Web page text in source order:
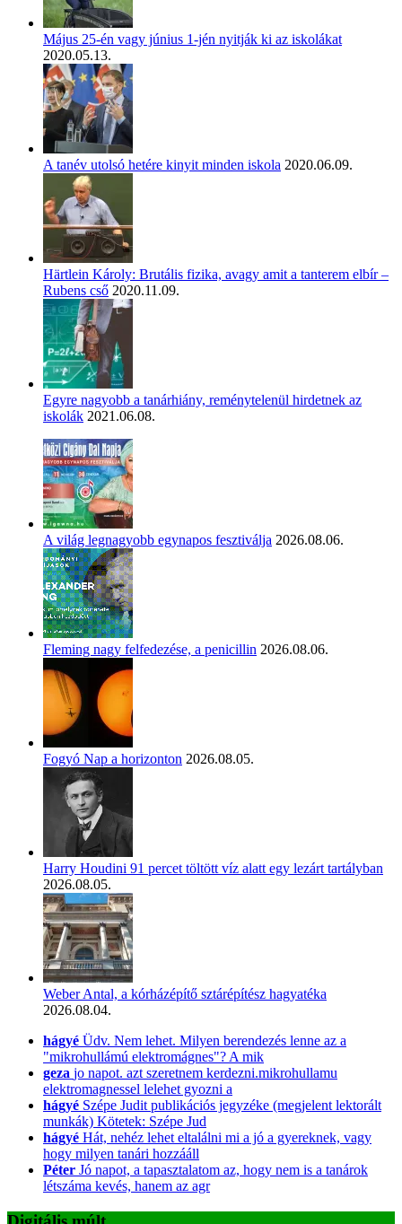
Május 25-én vagy június 1-jén nyitják ki az iskolákat
2020.05.13.
A tanév utolsó hetére kinyit minden iskola 2020.06.09.
Härtlein Károly: Brutális fizika, avagy amit a tanterem elbír –
Rubens cső 2020.11.09.
Egyre nagyobb a tanárhiány, reménytelenül hirdetnek az
iskolák 2021.06.08.
A világ legnagyobb egynapos fesztiválja 2026.08.06.
Fleming nagy felfedezése, a penicillin 2026.08.06.
Fogyó Nap a horizonton 2026.08.05.
Harry Houdini 91 percet töltött víz alatt egy lezárt tartályban
2026.08.05.
Weber Antal, a kórházépítő sztárépítész hagyatéka
2026.08.04.
hágyé Üdv. Nem lehet. Milyen berendezés lenne az a
"mikrohullámú elektromágnes"? A mik
geza jo napot. azt szeretnem kerdezni.mikrohullamu
elektromagnessel lelehet gyozni a
hágyé Szépe Judit publikációs jegyzéke (megjelent lektorált
munkák) Kötetek: Szépe Jud
hágyé Hát, nehéz lehet eltalálni mi a jó a gyereknek, vagy
hogy milyen tanári hozzááll
Péter Jó napot, a tapasztalatom az, hogy nem is a tanárok
létszáma kevés, hanem az agr